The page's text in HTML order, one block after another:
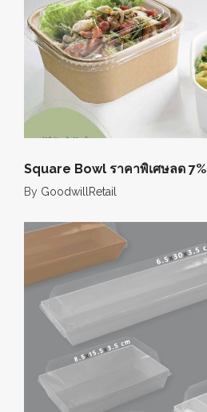
Square Bowl ราคาพิเศษลด 7%
By GoodwillRetail